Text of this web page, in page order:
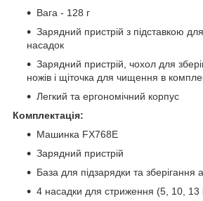
Вага - 128 г
Зарядний пристрій з підставкою
насадок
Зарядний пристрій, чохол для
ножів і щіточка для чищення в
Легкий та ергономічний корпус
Комплектація:
Машинка FX768E
Зарядний пристрій
База для підзарядки та зберігання
4 насадки для стриження (5, 10, 13